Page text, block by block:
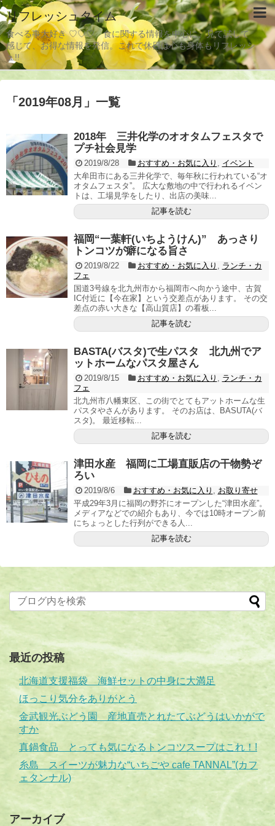
リフレッシュタイム
食べる事大好き ♡♡♡ 食に関する情報を中心に、見て試して
感じて、お得な情報を発信。これで休日は心も身体もリフレッシ
ュ!!
「 2019年08月 」 一覧
2018年 三井化学のオオタムフェスタで
プチ社会見学
2019/8/28 おすすめ・お気に入り
イベント
大牟田市にある三井化学で、毎年秋に行われている“オ
オタムフェスタ”。 広大な敷地の中で行われるイベン
トは、工場見学をしたり、出店の美味...
記事を読む
福岡“一葉軒(いちようけん)” あっさり
トンコツが癖になる旨さ
2019/8/22 おすすめ・お気に入り
ランチ・カ
フェ
国道3号線を北九州市から福岡市へ向かう途中、古賀
IC付近に【今在家】という交差点があります。 その交
差点の赤い大きな【高山質店】の看板...
記事を読む
BASTA(バスタ)で生パスタ 北九州でア
ットホームなパスタ屋さん
2019/8/15 おすすめ・お気に入り
ランチ・カ
フェ
北九州市八幡東区、この街でとてもアットホームな生
パスタやさんがあります。 そのお店は、BASUTA(バ
スタ)。 最近移転...
記事を読む
津田水産 福岡に工場直販店の干物勢ぞ
ろい
2019/8/6 おすすめ・お気に入り
お取り寄せ
平成29年3月に福岡の野芥にオープンした“津田水産”。
メディアなどでの紹介もあり、今では10時オープン前
にちょっとした行列ができる人...
記事を読む
最近の投稿
北海道支援福袋 海鮮セットの中身に大満足
ほっこり気分をありがとう
金武観光ぶどう園 産地直売とれたてぶどうはいかがで
すか
真鍋食品 とっても気になるトンコツスープはこれ！!
糸島 スイーツが魅力な“いちごや cafe TANNAL”(カフ
ェタンナル)
アーカイブ